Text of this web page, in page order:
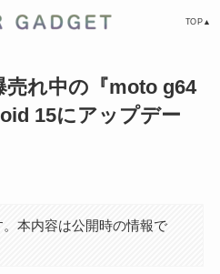
TOP▲
売れ中の『moto g64
15にアップデー
本内容は公開時の情報で